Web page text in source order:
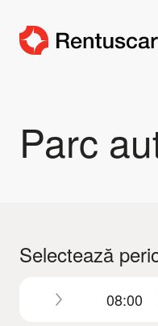
Parc
Selectează
08:00